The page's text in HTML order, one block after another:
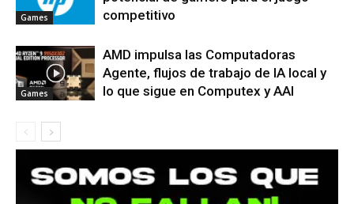
Games
competitivo
Games
AMD impulsa las Computadoras
Agente, flujos de trabajo de IA local y
lo que sigue en Computex y AAI